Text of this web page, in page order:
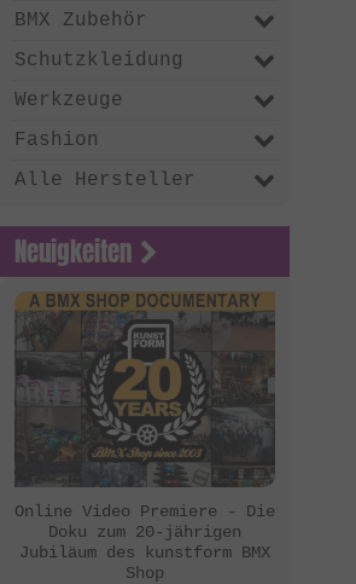
BMX Zubehör
Schutzkleidung
Werkzeuge
Fashion
Alle Hersteller
Neuigkeiten
Online Video Premiere - Die
Doku zum 20-jährigen
Jubiläum des kunstform BMX
Shop